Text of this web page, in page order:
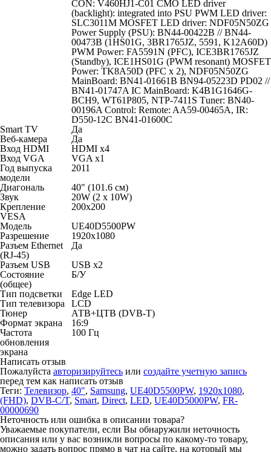
CON: V460HJ1-C01 CMO LED driver
(backlight): integrated into PSU PWM LED driver:
SLC3011M MOSFET LED driver: NDF05N50ZG
Power Supply (PSU): BN44-00422B // BN44-
00473B (1HS01G, 3BR1765JZ, 5591, K12A60D)
PWM Power: FA5591N (PFC), ICE3BR1765JZ
(Standby), ICE1HS01G (PWM resonant) MOSFET
Power: TK8A50D (PFC x 2), NDF05N50ZG
MainBoard: BN41-01661B BN94-05223D PD02 //
BN41-01747A IC MainBoard: K4B1G1646G-
BCH9, WT61P805, NTP-7411S Тuner: BN40-
00196A Control: Remote: AA59-00465A, IR:
D550-12C BN41-01600C
Smart TV
Да
Веб-камера
Да
Вход HDMI
HDMI x4
Вход VGA
VGA x1
Год выпуска
модели
2011
Диагональ
40" (101.6 см)
Звук
20W (2 х 10W)
Крепление
VESA
200x200
Модель
UE40D5500PW
Разрешение
1920x1080
Разъем Ethernet
(RJ-45)
Да
Разъем USB
USB x2
Состояние
(общее)
Б/У
Тип подсветки
Edge LED
Тип телевизора
LCD
Тюнер
АТВ+ЦТВ (DVB-T)
Формат экрана
16:9
Частота
обновления
экрана
100 Гц
Написать отзыв
Пожалуйста авторизируйтесь или создайте учетную запись
перед тем как написать отзыв
Теги: Телевизор, 40", Samsung, UE40D5500PW, 1920x1080,
(FHD), DVB-C/T, Smart, Direct, LED, UE40D5000PW, FR-
00000690
Неточность или ошибка в описании товара?
Уважаемые покупатели, если Вы обнаружили неточность
описания или у вас возникли вопросы по какому-то товару,
можно задать вопрос прямо в чат на сайте, на который мы